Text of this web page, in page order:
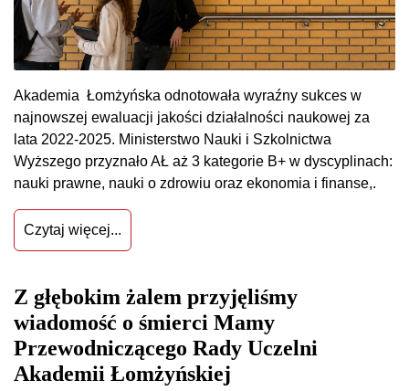
Akademia Łomżyńska odnotowała wyraźny sukces w
najnowszej ewaluacji jakości działalności naukowej za
lata 2022-2025. Ministerstwo Nauki i Szkolnictwa
Wyższego przyznało AŁ aż 3 kategorie B+ w dyscyplinach:
nauki prawne, nauki o zdrowiu oraz ekonomia i finanse,.
Czytaj więcej...
Z głębokim żalem przyjęliśmy
wiadomość o śmierci Mamy
Przewodniczącego Rady Uczelni
Akademii Łomżyńskiej